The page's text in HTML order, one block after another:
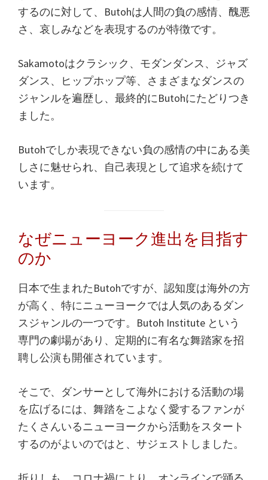
するのに対して、Butohは人間の負の感情、醜悪
さ、哀しみなどを表現するのが特徴です。
Sakamotoはクラシック、モダンダンス、ジャズ
ダンス、ヒップホップ等、さまざまなダンスの
ジャンルを遍歴し、最終的にButohにたどりつき
ました。
Butohでしか表現できない負の感情の中にある美
しさに魅せられ、自己表現として追求を続けて
います。
なぜニューヨーク進出を目指す
のか
日本で生まれたButohですが、認知度は海外の方
が高く、特にニューヨークでは人気のあるダン
スジャンルの一つです。Butoh Institute という
専門の劇場があり、定期的に有名な舞踏家を招
聘し公演も開催されています。
そこで、ダンサーとして海外における活動の場
を広げるには、舞踏をこよなく愛するファンが
たくさんいるニューヨークから活動をスタート
するのがよいのではと、サジェストしました。